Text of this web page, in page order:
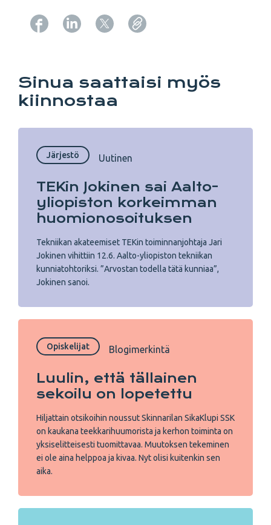
Sinua saattaisi myös
kiinnostaa
Järjestö Uutinen
TEKin Jokinen sai Aalto-
yliopiston korkeimman
huomionosoituksen
Tekniikan akateemiset TEKin toiminnanjohtaja Jari
Jokinen vihittiin 12.6. Aalto-yliopiston tekniikan
kunniatohtoriksi. ”Arvostan todella tätä kunniaa”,
Jokinen sanoi.
Opiskelijat Blogimerkintä
Luulin, että tällainen
sekoilu on lopetettu
Hiljattain otsikoihin noussut Skinnarilan SikaKlupi SSK
on kaukana teekkarihuumorista ja kerhon toiminta on
yksiselitteisesti tuomittavaa. Muutoksen tekeminen
ei ole aina helppoa ja kivaa. Nyt olisi kuitenkin sen
aika.